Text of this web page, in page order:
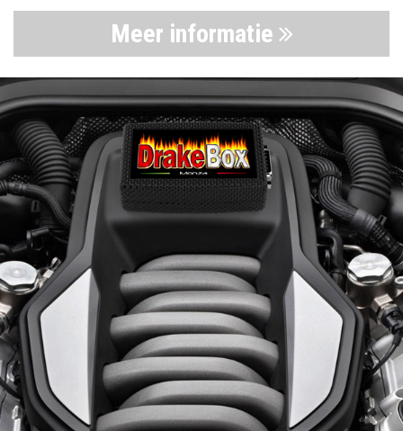
Meer informatie